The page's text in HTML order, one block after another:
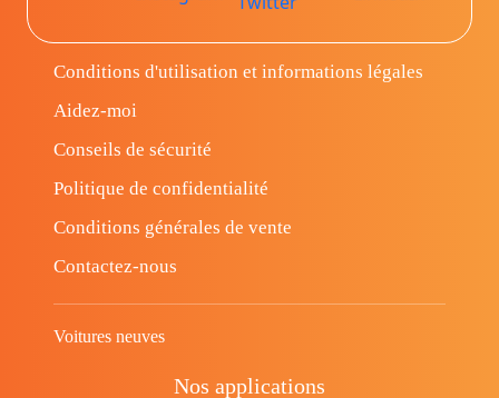
Conditions d'utilisation et informations légales
Aidez-moi
Conseils de sécurité
Politique de confidentialité
Conditions générales de vente
Contactez-nous
Voitures neuves
Nos applications